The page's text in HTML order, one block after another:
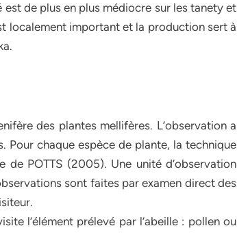
de plus en plus médiocre sur les tanety et
localement important et la production sert à
des plantes mellifères. L’observation a
Pour chaque espèce de plante, la technique
POTTS (2005). Une unité d’observation
sont faites par examen direct des
l’élément prélevé par l’abeille : pollen ou